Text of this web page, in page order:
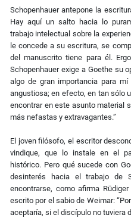
Schopenhauer antepone la
Hay aquí un salto hacia lo
trabajo intelectual sobre la
le concede a su escritura, se
del manuscrito tiene para él.
Schopenhauer exige a Goethe su
algo de gran importancia para
angustiosa; en efecto, en tan sólo
encontrar en este asunto material
más nefastas y extravagantes.”
El joven filósofo, el escritor
vindique, que lo instale en el
histórico. Pero qué sucede con
desinterés hacia el trabajo de
encontrarse, como afirma
escrito por el sabio de Weimar:
aceptaría, si el discípulo no tuviera